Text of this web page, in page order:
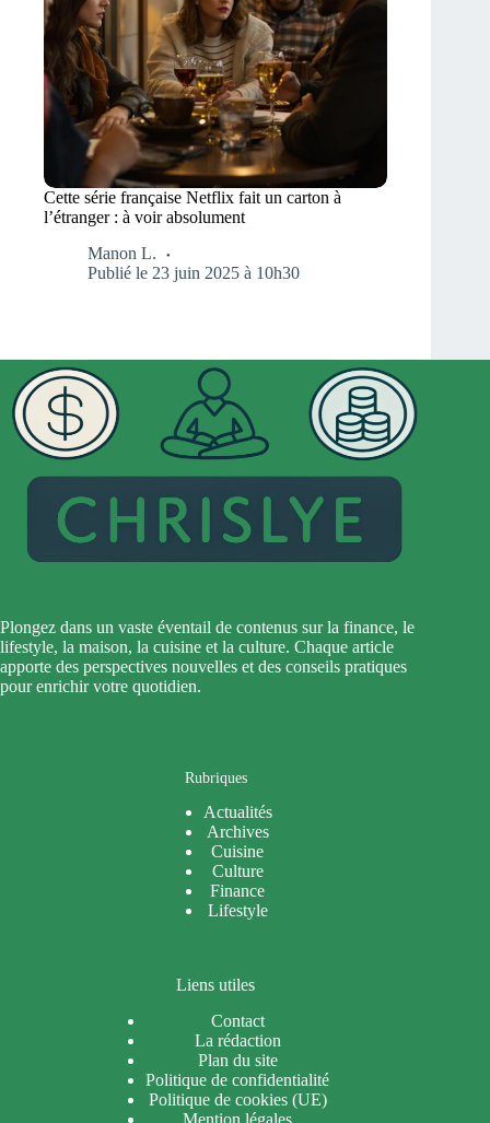
Cette série française Netflix fait un carton à
l’étranger : à voir absolument
Manon L.
Publié le 23 juin 2025 à 10h30
Plongez dans un vaste éventail de contenus sur la finance, le
lifestyle, la maison, la cuisine et la culture. Chaque article
apporte des perspectives nouvelles et des conseils pratiques
pour enrichir votre quotidien.
Rubriques
Actualités
Archives
Cuisine
Culture
Finance
Lifestyle
Liens utiles
Contact
La rédaction
Plan du site
Politique de confidentialité
Politique de cookies (UE)